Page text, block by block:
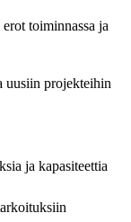
toiminnassa ja
uusiin projekteihin
ja kapasiteettia